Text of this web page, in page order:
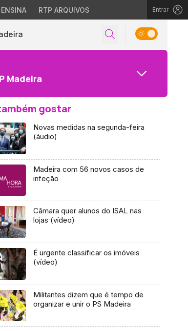
RTP ARQUIVOS Entrar
Madeira
gostar
Novas medidas na segunda-feira
(áudio)
Madeira com 56 novos casos de
infeção
Câmara quer alunos do ISAL nas
lojas (vídeo)
É urgente classificar os imóveis
(vídeo)
Militantes dizem que é tempo de
organizar e unir o PS Madeira